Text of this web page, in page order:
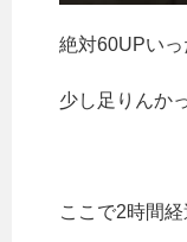
絶対60UPいっ
少し足りんか
ここで2時間経